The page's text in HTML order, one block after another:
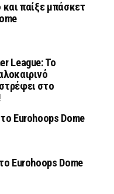
και παίξε μπάσκετ
League: Το
στο
Eurohoops Dome
Eurohoops Dome